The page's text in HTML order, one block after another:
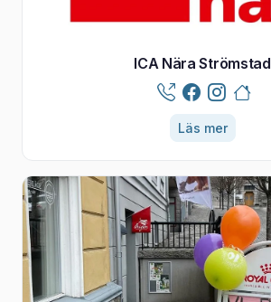
ICA Nära Strömstad
Läs mer